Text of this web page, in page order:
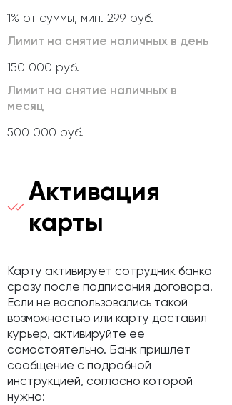
1% от суммы, мин. 299 руб.
Лимит на снятие наличных в день
150 000 руб.
Лимит на снятие наличных в
месяц
500 000 руб.
Активация
карты
Карту активирует сотрудник банка
сразу после подписания договора.
Если не воспользовались такой
возможностью или карту доставил
курьер, активируйте ее
самостоятельно. Банк пришлет
сообщение с подробной
инструкцией, согласно которой
нужно: